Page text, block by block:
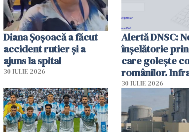
Diana Șoșoacă a făcut
accident rutier și a
ajuns la spital
30 IULIE 2026
Alertă DNSC:
înșelătorie prin
care golește
românilor.
folosesc
Ghișeul.ro și
Române
30 IULIE 2026